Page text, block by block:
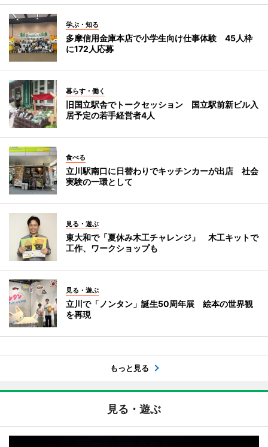
学ぶ・知る
多摩信用金庫本店で小学生向け仕事体験 45人枠
に172人応募
暮らす・働く
旧国立駅舎でトークセッション 国立駅前新ビル入
居予定の若手経営者4人
食べる
立川駅南口に日替わりでキッチンカーが出店 社会
実験の一環として
見る・遊ぶ
東大和で「夏休み木工チャレンジ」 木工キットで
工作、ワークショップも
見る・遊ぶ
立川で「ノンタン」誕生50周年展 絵本の世界観
を再現
もっと見る
見る・遊ぶ